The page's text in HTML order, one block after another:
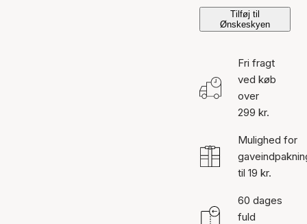
Tilføj til
Ønskeskyen
Fri fragt
ved køb
over
299 kr.
Mulighed for
til 19 kr.
60 dages
fuld